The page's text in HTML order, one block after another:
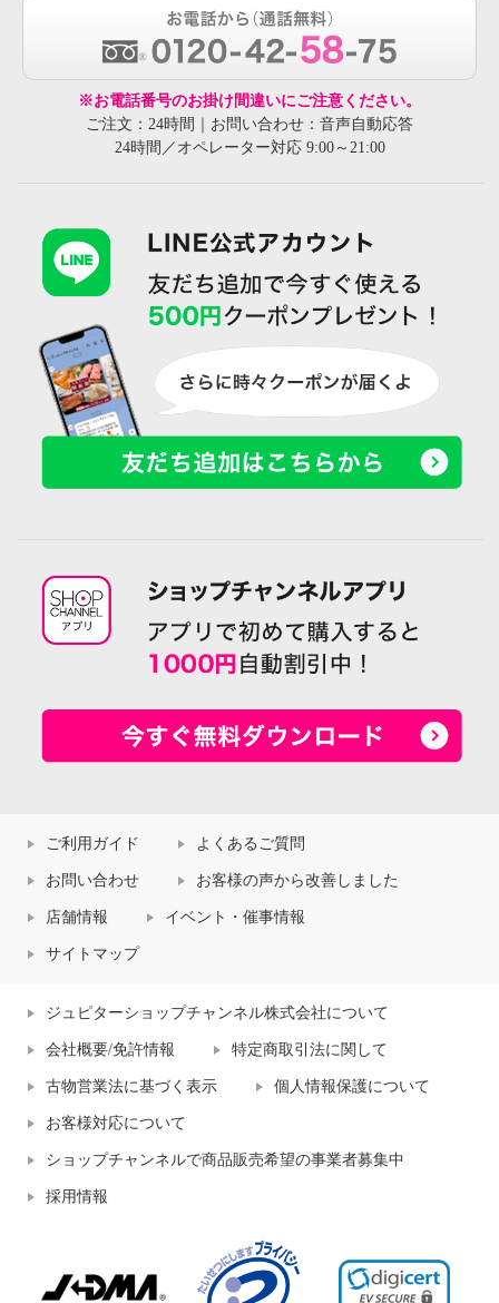
※お電話番号のお掛け間違いにご注意ください。
ご注文：24時間｜お問い合わせ：音声自動応答
24時間／オペレーター対応 9:00～21:00
ご利用ガイド よくあるご質問
お問い合わせ お客様の声から改善しました
店舗情報 イベント・催事情報
サイトマップ
ジュピターショップチャンネル株式会社について
会社概要/免許情報 特定商取引法に関して
古物営業法に基づく表示 個人情報保護について
お客様対応について
ショップチャンネルで商品販売希望の事業者募集中
採用情報